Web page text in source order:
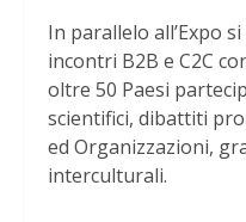
In parallelo all’Expo
incontri B2B e C2C
oltre 50 Paesi
scientifici, dibattiti
ed Organizzazioni,
interculturali.